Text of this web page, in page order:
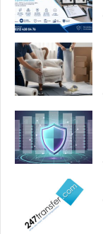
a
d
a
A
a